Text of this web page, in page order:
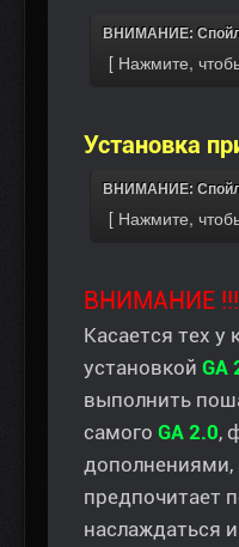
ВНИМАНИЕ:
Установка
ВНИМАНИЕ:
ВНИМАНИЕ !!!
Касается тех у
установкой GA
выполнить
самого GA 2.0,
дополнениями,
предпочитает
наслаждаться